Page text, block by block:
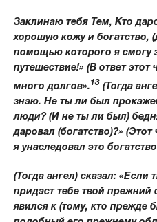
Заклинаю тебя Тем, Кто
хорошую кожу и богатство,
помощью которого я смогу
путешествие!» (В ответ этот
много долгов».13(Тогда
знаю. Не ты ли был
люди? (И не ты ли был)
даровал (богатство)?»
я унаследовал это
(Тогда ангел) сказал: «Если
придаст тебе твой прежний
явился к (тому, кто прежде